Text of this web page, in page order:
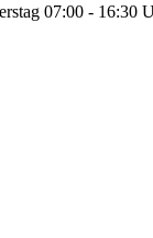
07:00 - 16:30